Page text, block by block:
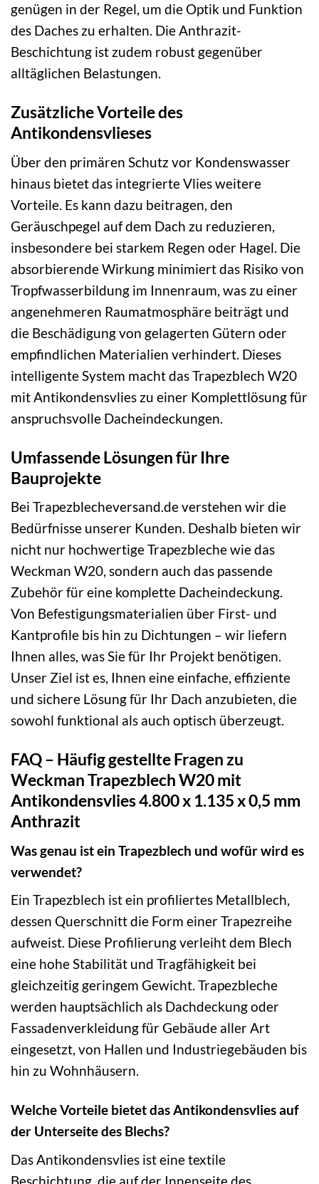
genügen in der Regel, um die Optik und Funktion
des Daches zu erhalten. Die Anthrazit-
Beschichtung ist zudem robust gegenüber
alltäglichen Belastungen.
Zusätzliche Vorteile des
Antikondensvlieses
Über den primären Schutz vor Kondenswasser
hinaus bietet das integrierte Vlies weitere
Vorteile. Es kann dazu beitragen, den
Geräuschpegel auf dem Dach zu reduzieren,
insbesondere bei starkem Regen oder Hagel. Die
absorbierende Wirkung minimiert das Risiko von
Tropfwasserbildung im Innenraum, was zu einer
angenehmeren Raumatmosphäre beiträgt und
die Beschädigung von gelagerten Gütern oder
empfindlichen Materialien verhindert. Dieses
intelligente System macht das Trapezblech W20
mit Antikondensvlies zu einer Komplettlösung für
anspruchsvolle Dacheindeckungen.
Umfassende Lösungen für Ihre
Bauprojekte
Bei Trapezblecheversand.de verstehen wir die
Bedürfnisse unserer Kunden. Deshalb bieten wir
nicht nur hochwertige Trapezbleche wie das
Weckman W20, sondern auch das passende
Zubehör für eine komplette Dacheindeckung.
Von Befestigungsmaterialien über First- und
Kantprofile bis hin zu Dichtungen – wir liefern
Ihnen alles, was Sie für Ihr Projekt benötigen.
Unser Ziel ist es, Ihnen eine einfache, effiziente
und sichere Lösung für Ihr Dach anzubieten, die
sowohl funktional als auch optisch überzeugt.
FAQ – Häufig gestellte Fragen zu
Weckman Trapezblech W20 mit
Antikondensvlies 4.800 x 1.135 x 0,5 mm
Anthrazit
Was genau ist ein Trapezblech und wofür wird es
verwendet?
Ein Trapezblech ist ein profiliertes Metallblech,
dessen Querschnitt die Form einer Trapezreihe
aufweist. Diese Profilierung verleiht dem Blech
eine hohe Stabilität und Tragfähigkeit bei
gleichzeitig geringem Gewicht. Trapezbleche
werden hauptsächlich als Dachdeckung oder
Fassadenverkleidung für Gebäude aller Art
eingesetzt, von Hallen und Industriegebäuden bis
hin zu Wohnhäusern.
Welche Vorteile bietet das Antikondensvlies auf
der Unterseite des Blechs?
Das Antikondensvlies ist eine textile
Beschichtung, die auf der Innenseite des